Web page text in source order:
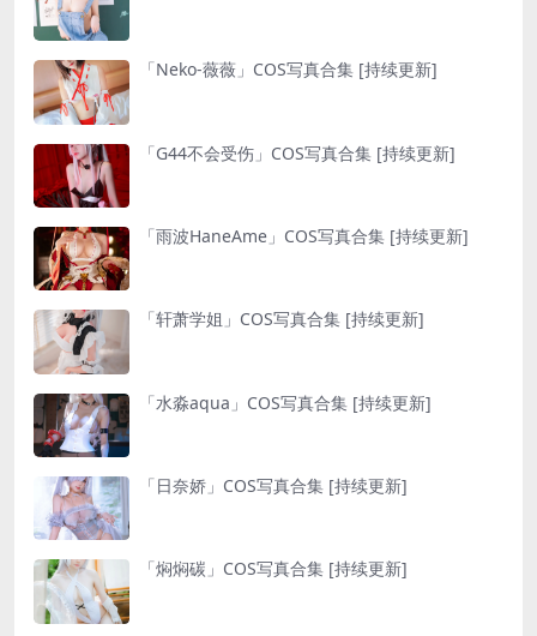
「Neko-薇薇」COS写真合集 [持续更新]
「G44不会受伤」COS写真合集 [持续更新]
「雨波HaneAme」COS写真合集 [持续更新]
「轩萧学姐」COS写真合集 [持续更新]
「水淼aqua」COS写真合集 [持续更新]
「日奈娇」COS写真合集 [持续更新]
「焖焖碳」COS写真合集 [持续更新]